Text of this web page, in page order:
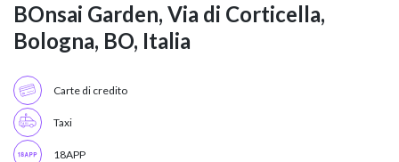
BOnsai Garden, Via di Corticella,
Bologna, BO, Italia
Carte di credito
Taxi
18APP